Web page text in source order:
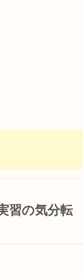
習の気分転